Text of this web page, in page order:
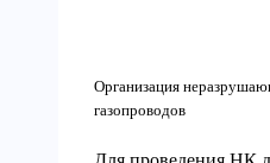
Организация
газопроводов